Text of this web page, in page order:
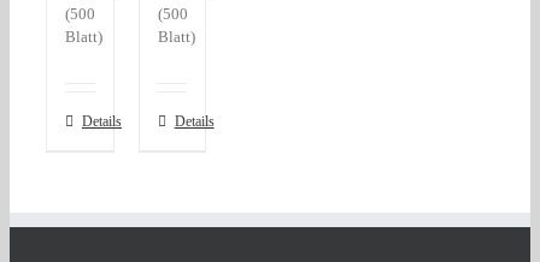
(500
Blatt)
Details
(500
Blatt)
Details